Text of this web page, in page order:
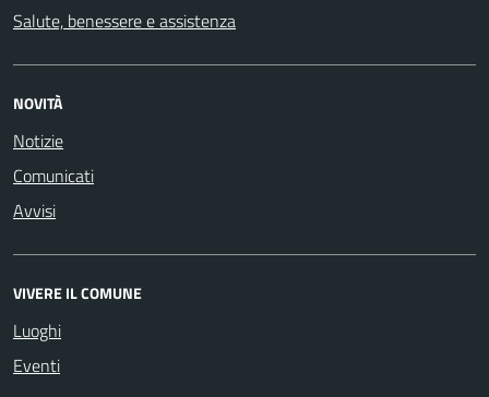
Salute, benessere e assistenza
NOVITÀ
Notizie
Comunicati
Avvisi
VIVERE IL COMUNE
Luoghi
Eventi